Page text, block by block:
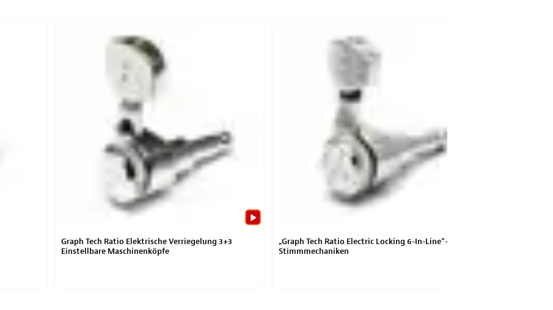
Graph Tech Ratio Elektrische Verriegelung 3+3
Einstellbare Maschinenköpfe
„Graph Tech Ratio Electric Locking 6-In-Line“-
Stimmmechaniken